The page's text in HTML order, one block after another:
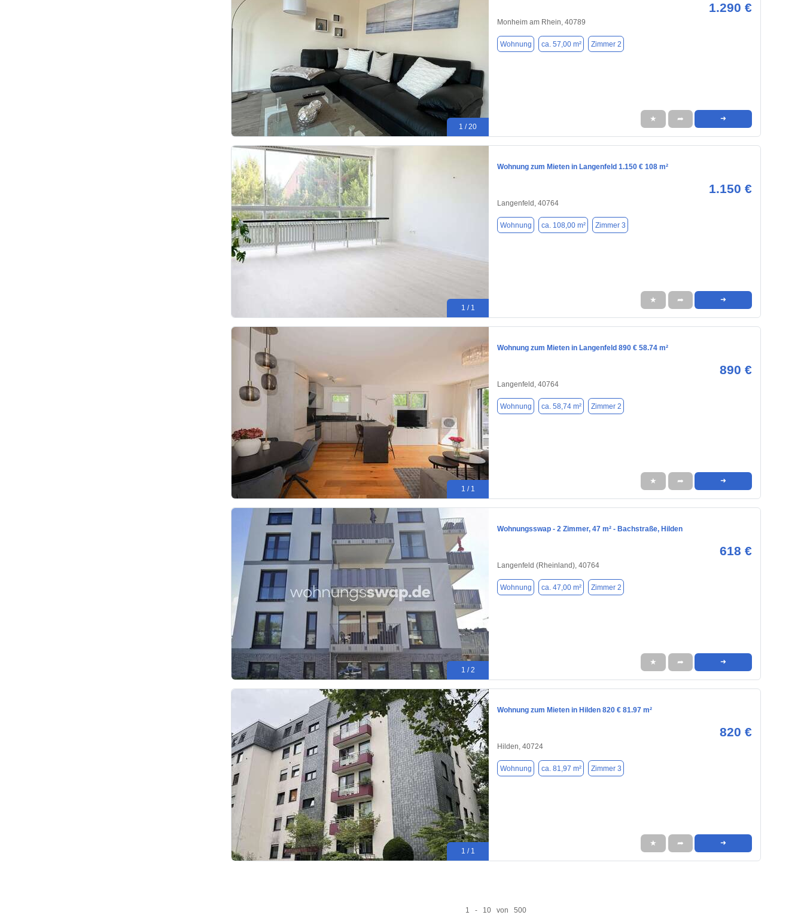
1 / 20
1.290 €
Monheim am Rhein, 40789
Wohnung ca. 57,00 m² Zimmer 2
★ ➦ ➜
1 / 1
Wohnung zum Mieten in Langenfeld 1.150 € 108 m²
1.150 €
Langenfeld, 40764
Wohnung ca. 108,00 m² Zimmer 3
★ ➦ ➜
1 / 1
Wohnung zum Mieten in Langenfeld 890 € 58.74 m²
890 €
Langenfeld, 40764
Wohnung ca. 58,74 m² Zimmer 2
★ ➦ ➜
1 / 2
Wohnungsswap - 2 Zimmer, 47 m² - Bachstraße, Hilden
618 €
Langenfeld (Rheinland), 40764
Wohnung ca. 47,00 m² Zimmer 2
★ ➦ ➜
1 / 1
Wohnung zum Mieten in Hilden 820 € 81.97 m²
820 €
Hilden, 40724
Wohnung ca. 81,97 m² Zimmer 3
★ ➦ ➜
1 - 10 von 500